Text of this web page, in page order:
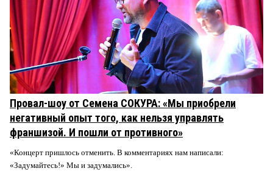
Провал-шоу от Семена СОКУРА: «Мы приобрели
негативный опыт того, как нельзя управлять
франшизой. И пошли от противного»
«Концерт пришлось отменить. В комментариях нам написали:
«Задумайтесь!» Мы и задумались».